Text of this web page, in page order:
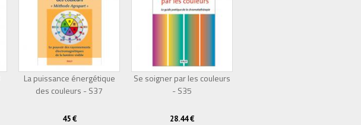
Épuisé
La puissance énergétique
des couleurs - S37
45 €
Se soigner par les couleurs
- S35
28.44 €